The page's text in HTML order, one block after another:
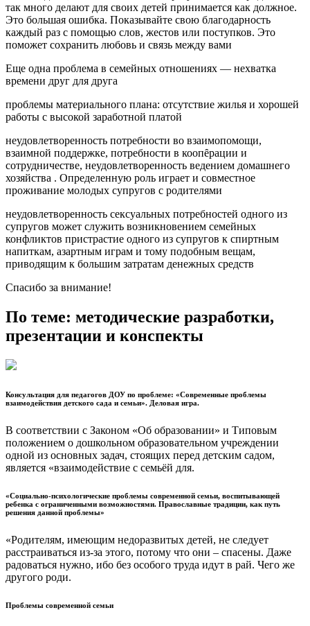
так много делают для своих детей принимается как должное.
Это большая ошибка. Показывайте свою благодарность
каждый раз с помощью слов, жестов или поступков. Это
поможет сохранить любовь и связь между вами
Еще одна проблема в семейных отношениях — нехватка
времени друг для друга
проблемы материального плана: отсутствие жилья и хорошей
работы с высокой заработной платой
неудовлетворенность потребности во взаимопомощи,
взаимной поддержке, потребности в кооᴨȇрации и
сотрудничестве, неудовлетворенность ведением домашнего
хозяйства . Определенную роль играет и совместное
проживание молодых супругов с родителями
неудовлетворенность сексуальных потребностей одного из
супругов может служить возникновением семейных
конфликтов пристрастие одного из супругов к спиртным
напиткам, азартным играм и тому подобным вещам,
приводящим к большим затратам денежных средств
Спасибо за внимание!
По теме: методические разработки,
презентации и конспекты
Консультация для педагогов ДОУ по проблеме: «Современные проблемы
взаимодействия детского сада и семьи». Деловая игра.
В соответствии с Законом «Об образовании» и Типовым
положением о дошкольном образовательном учреждении
одной из основных задач, стоящих перед детским садом,
является «взаимодействие с семьёй для.
«Социально-психологические проблемы современной семьи, воспитывающей
ребенка с ограниченными возможностями. Православные традиции, как путь
решения данной проблемы»
«Родителям, имеющим недоразвитых детей, не следует
расстраиваться из-за этого, потому что они – спасены. Даже
радоваться нужно, ибо без особого труда идут в рай. Чего же
другого роди.
Проблемы современной семьи